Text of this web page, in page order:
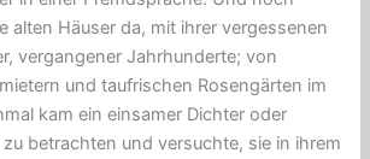
alten Häuser da, mit ihrer vergessenen
vergangener Jahrhunderte; von
und taufrischen Rosengärten im
kam ein einsamer Dichter oder
zu betrachten und versuchte, sie in ihrem